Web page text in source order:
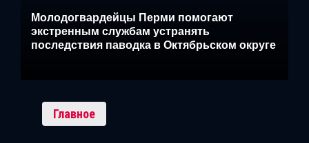
Молодогвардейцы Перми помогают
экстренным службам устранять
последствия паводка в Октябрьском округе
Главное